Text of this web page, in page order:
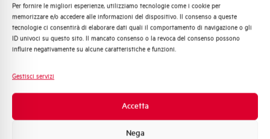
Per fornire le migliori esperienze, utilizziamo tecnologie come i cookie per
memorizzare e/o accedere alle informazioni del dispositivo. Il consenso a queste
tecnologie ci consentirà di elaborare dati quali il comportamento di navigazione o gli
ID univoci su questo sito. Il mancato consenso o la revoca del consenso possono
influire negativamente su alcune caratteristiche e funzioni.
Gestisci servizi
Accetta
Nega
Capacità dei terminali 1…35 mm²
Adatto al sezionamento
Temperatura di stoccaggio -55/+55 °C
Quali argomenti ti interessano di più?
Distribuzione di Energia
Automazione Industriale
Sistema Quadri
Promozioni e offerte
Formazione tecnica